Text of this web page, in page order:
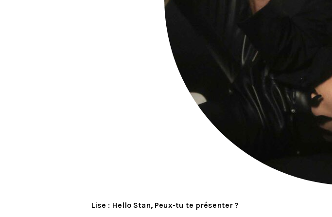
Lise : Hello Stan, Peux-tu te présenter ?